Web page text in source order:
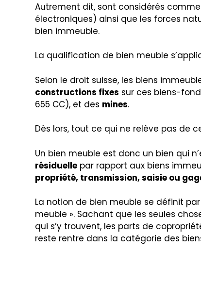
Autrement dit, sont considérés
électroniques) ainsi que les forces
bien immeuble.
La qualification de bien meuble
Selon le droit suisse, les biens
constructions fixes sur ces biens-
655 CC), et des mines.
Dès lors, tout ce qui ne relève pas de
Un bien meuble est donc un bien qui
résiduelle par rapport aux biens
propriété, transmission, saisie ou
La notion de bien meuble se définit
meuble ». Sachant que les seules
qui s’y trouvent, les parts de
reste rentre dans la catégorie des